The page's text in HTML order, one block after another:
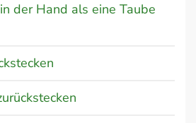
der Hand als eine Taube